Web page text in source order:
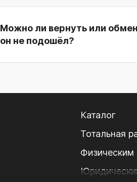
Можно ли вернуть или
он не подошёл?
Каталог
Тотальная
Физическим